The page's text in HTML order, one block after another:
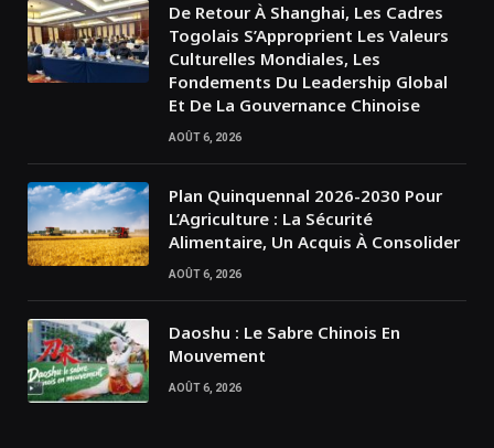
De Retour À Shanghai, Les Cadres
Togolais S’Approprient Les Valeurs
Culturelles Mondiales, Les
Fondements Du Leadership Global
Et De La Gouvernance Chinoise
AOÛT 6, 2026
Plan Quinquennal 2026-2030 Pour
L’Agriculture : La Sécurité
Alimentaire, Un Acquis À Consolider
AOÛT 6, 2026
Daoshu : Le Sabre Chinois En
Mouvement
AOÛT 6, 2026